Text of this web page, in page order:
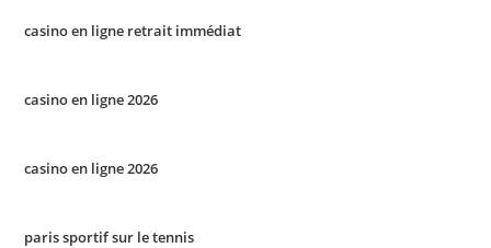
casino en ligne retrait immédiat
casino en ligne 2026
casino en ligne 2026
paris sportif sur le tennis